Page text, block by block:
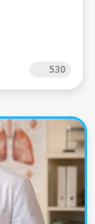
530